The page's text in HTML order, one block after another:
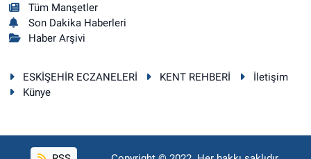
Tüm Manşetler
Son Dakika Haberleri
Haber Arşivi
ESKİŞEHİR ECZANELERİ KENT REHBERİ
İletişim
Künye